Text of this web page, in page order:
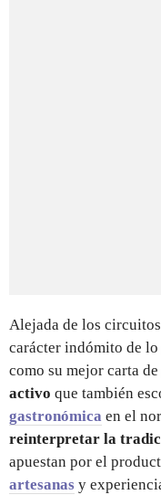
Alejada de los
carácter indómito de
como su mejor carta
activo que también
gastronómica en el
reinterpretar la
apuestan por el
artesanas y